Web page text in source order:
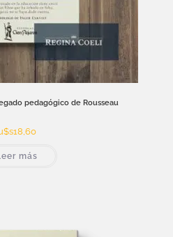
pedagógico de Rousseau
18,60
más